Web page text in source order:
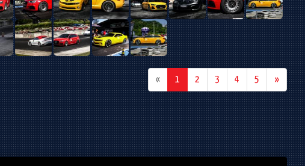
« 1 (current)
2 3 4 5 »